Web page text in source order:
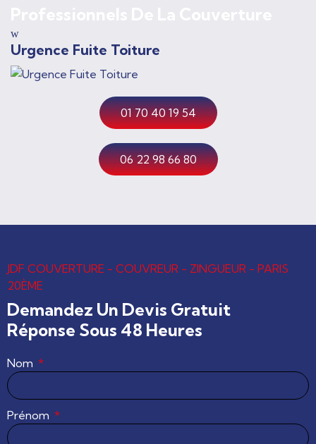
Urgence Fuite Toiture
01 70 40 19 54
06 22 98 66 80
JDF COUVERTURE - COUVREUR - ZINGUEUR - PARIS
20ÈME
Demandez Un Devis Gratuit
Réponse Sous 48 Heures
Nom
Prénom